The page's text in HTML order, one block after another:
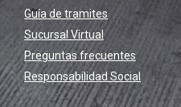
Guía de tramites
Sucursal Virtual
Preguntas frecuentes
Responsabilidad Social